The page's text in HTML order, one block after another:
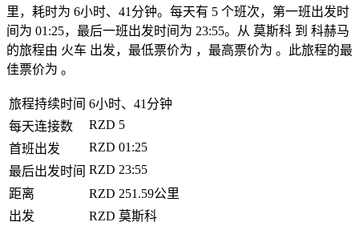
里，耗时为 6小时、41分钟。每天有 5 个班次，第一班出发时
间为 01:25，最后一班出发时间为 23:55。从 莫斯科 到 科赫马
的旅程由 火车 出发，最低票价为 ，最高票价为 。此旅程的最
佳票价为 。
旅程持续时间 6小时、41分钟
每天连接数
RZD 5
首班出发
RZD 01:25
最后出发时间 RZD 23:55
距离
RZD 251.59公里
出发
RZD 莫斯科